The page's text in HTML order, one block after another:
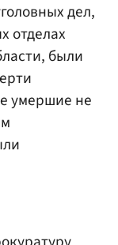
дел,
отделах
были
умершие не